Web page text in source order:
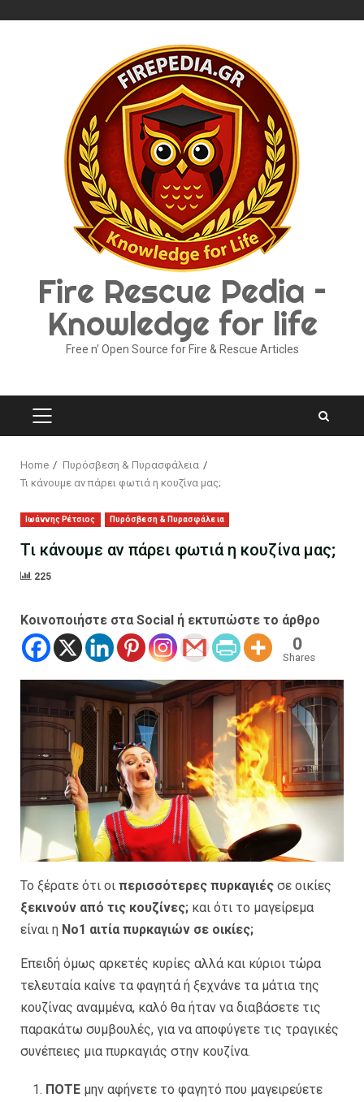
Fire Rescue Pedia –
Knowledge for life
Free n' Open Source for Fire & Rescue Articles
PRIMARY
Home
Πυρόσβεση & Πυρασφάλεια
Τι κάνουμε αν πάρει φωτιά η κουζίνα μας;
Ιωάννης Ρέτσιος Πυρόσβεση & Πυρασφάλεια
Τι κάνουμε αν πάρει φωτιά η κουζίνα μας;
225
Κοινοποιήστε στα Social ή εκτυπώστε το άρθρο
0
Shares
Το ξέρατε ότι οι περισσότερες πυρκαγιές σε οικίες
ξεκινούν από τις κουζίνες; και ότι το μαγείρεμα
είναι η Νο1 αιτία πυρκαγιών σε οικίες;
Επειδή όμως αρκετές κυρίες αλλά και κύριοι τώρα
τελευταία καίνε τα φαγητά ή ξεχνάνε τα μάτια της
κουζίνας αναμμένα, καλό θα ήταν να διαβάσετε τις
παρακάτω συμβουλές, για να αποφύγετε τις τραγικές
συνέπειες μια πυρκαγιάς στην κουζίνα.
ΠΟΤΕ μην αφήνετε το φαγητό που μαγειρεύετε